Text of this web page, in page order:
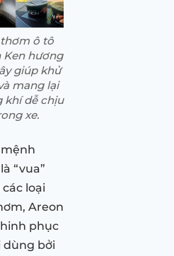
thơm ô tô
Ken hương
giúp khử
mang lại
khí dễ chịu
xe.
“vua”
loại
Areon
phục
dùng bởi